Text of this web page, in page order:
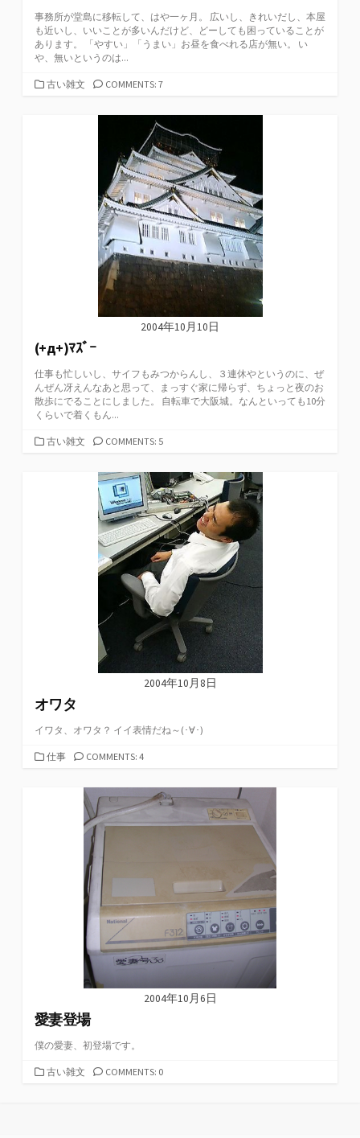
事務所が堂島に移転して、はや一ヶ月。 広いし、きれいだし、本屋
も近いし、いいことが多いんだけど、どーしても困っていることが
あります。 「やすい」「うまい」お昼を食べれる店が無い。 い
や、無いというのは...
カ古い雑文 COMMENTS: 7
2004年10月10日
(+д+)ﾏｽﾞｰ
仕事も忙しいし、サイフもみつからんし、３連休やというのに、ぜ
んぜん冴えんなあと思って、まっすぐ家に帰らず、ちょっと夜のお
散歩にでることにしました。 自転車で大阪城。なんといっても10分
くらいで着くもん...
カ古い雑文 COMMENTS: 5
2004年10月8日
オワタ
イワタ、オワタ？ イイ表情だね～(･∀･)
カ仕事 COMMENTS: 4
2004年10月6日
愛妻登場
僕の愛妻、初登場です。
カ古い雑文 COMMENTS: 0